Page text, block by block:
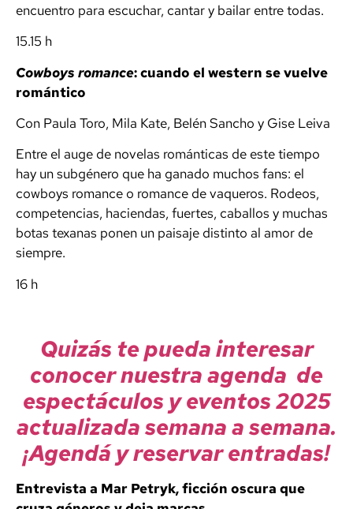
encuentro para escuchar, cantar y bailar entre todas.
15.15 h
Cowboys romance: cuando el western se vuelve
romántico
Con Paula Toro, Mila Kate, Belén Sancho y Gise Leiva
Entre el auge de novelas románticas de este tiempo
hay un subgénero que ha ganado muchos fans: el
cowboys romance o romance de vaqueros. Rodeos,
competencias, haciendas, fuertes, caballos y muchas
botas texanas ponen un paisaje distinto al amor de
siempre.
16 h
Quizás te pueda interesar
conocer nuestra agenda de
espectáculos y eventos 2025
actualizada semana a semana.
¡Agendá y reservar entradas!
Entrevista a Mar Petryk, ficción oscura que